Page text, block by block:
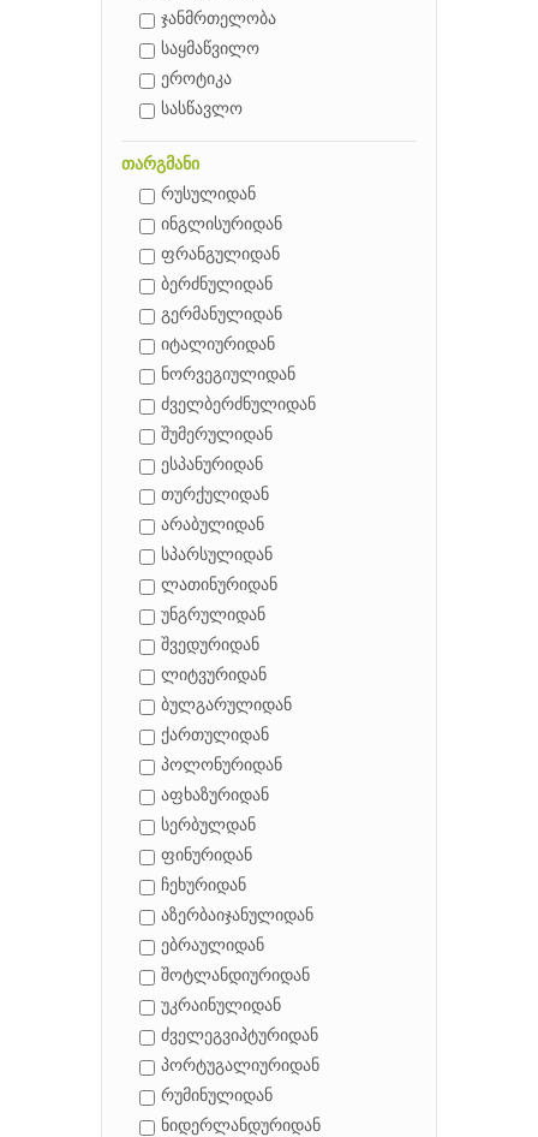
ჯანმრთელობა
საყმაწვილო
ეროტიკა
სასწავლო
თარგმანი
რუსულიდან
ინგლისურიდან
ფრანგულიდან
ბერძნულიდან
გერმანულიდან
იტალიურიდან
ნორვეგიულიდან
ძველბერძნულიდან
შუმერულიდან
ესპანურიდან
თურქულიდან
არაბულიდან
სპარსულიდან
ლათინურიდან
უნგრულიდან
შვედურიდან
ლიტვურიდან
ბულგარულიდან
ქართულიდან
პოლონურიდან
აფხაზურიდან
სერბულდან
ფინურიდან
ჩეხურიდან
აზერბაიჯანულიდან
ებრაულიდან
შოტლანდიურიდან
უკრაინულიდან
ძველეგვიპტურიდან
პორტუგალიურიდან
რუმინულიდან
ნიდერლანდურიდან